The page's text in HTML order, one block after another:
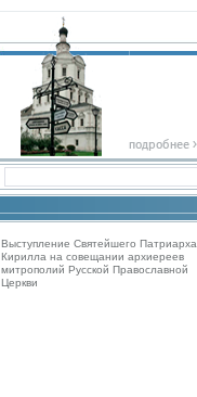
Выступление Святейшего Патриарха
Кирилла на совещании архиереев
митрополий Русской Православной
Церкви